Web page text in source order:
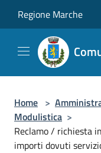
Regione Marche
Home >
Modulistica >
Reclamo / richiesta
importi dovuti